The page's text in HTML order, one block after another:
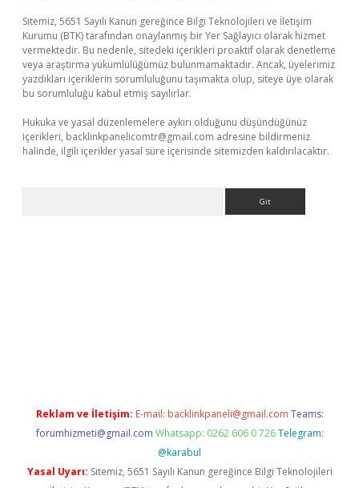
Sitemiz, 5651 Sayılı Kanun gereğince Bilgi Teknolojileri ve İletişim
Kurumu (BTK) tarafından onaylanmış bir Yer Sağlayıcı olarak hizmet
vermektedir. Bu nedenle, sitedeki içerikleri proaktif olarak denetleme
veya araştırma yükümlülüğümüz bulunmamaktadır. Ancak, üyelerimiz
yazdıkları içeriklerin sorumluluğunu taşımakta olup, siteye üye olarak
bu sorumluluğu kabul etmiş sayılırlar.
Hukuka ve yasal düzenlemelere aykırı olduğunu düşündüğünüz
içerikleri, backlinkpanelicomtr@gmail.com adresine bildirmeniz
halinde, ilgili içerikler yasal süre içerisinde sitemizden kaldırılacaktır.
Reklam ve İletişim: E-mail: backlinkpaneli@gmail.com Teams:
forumhizmeti@gmail.com Whatsapp: 0262 606 0 726 Telegram:
@karabul
Yasal Uyarı: Sitemiz, 5651 Sayılı Kanun gereğince Bilgi Teknolojileri